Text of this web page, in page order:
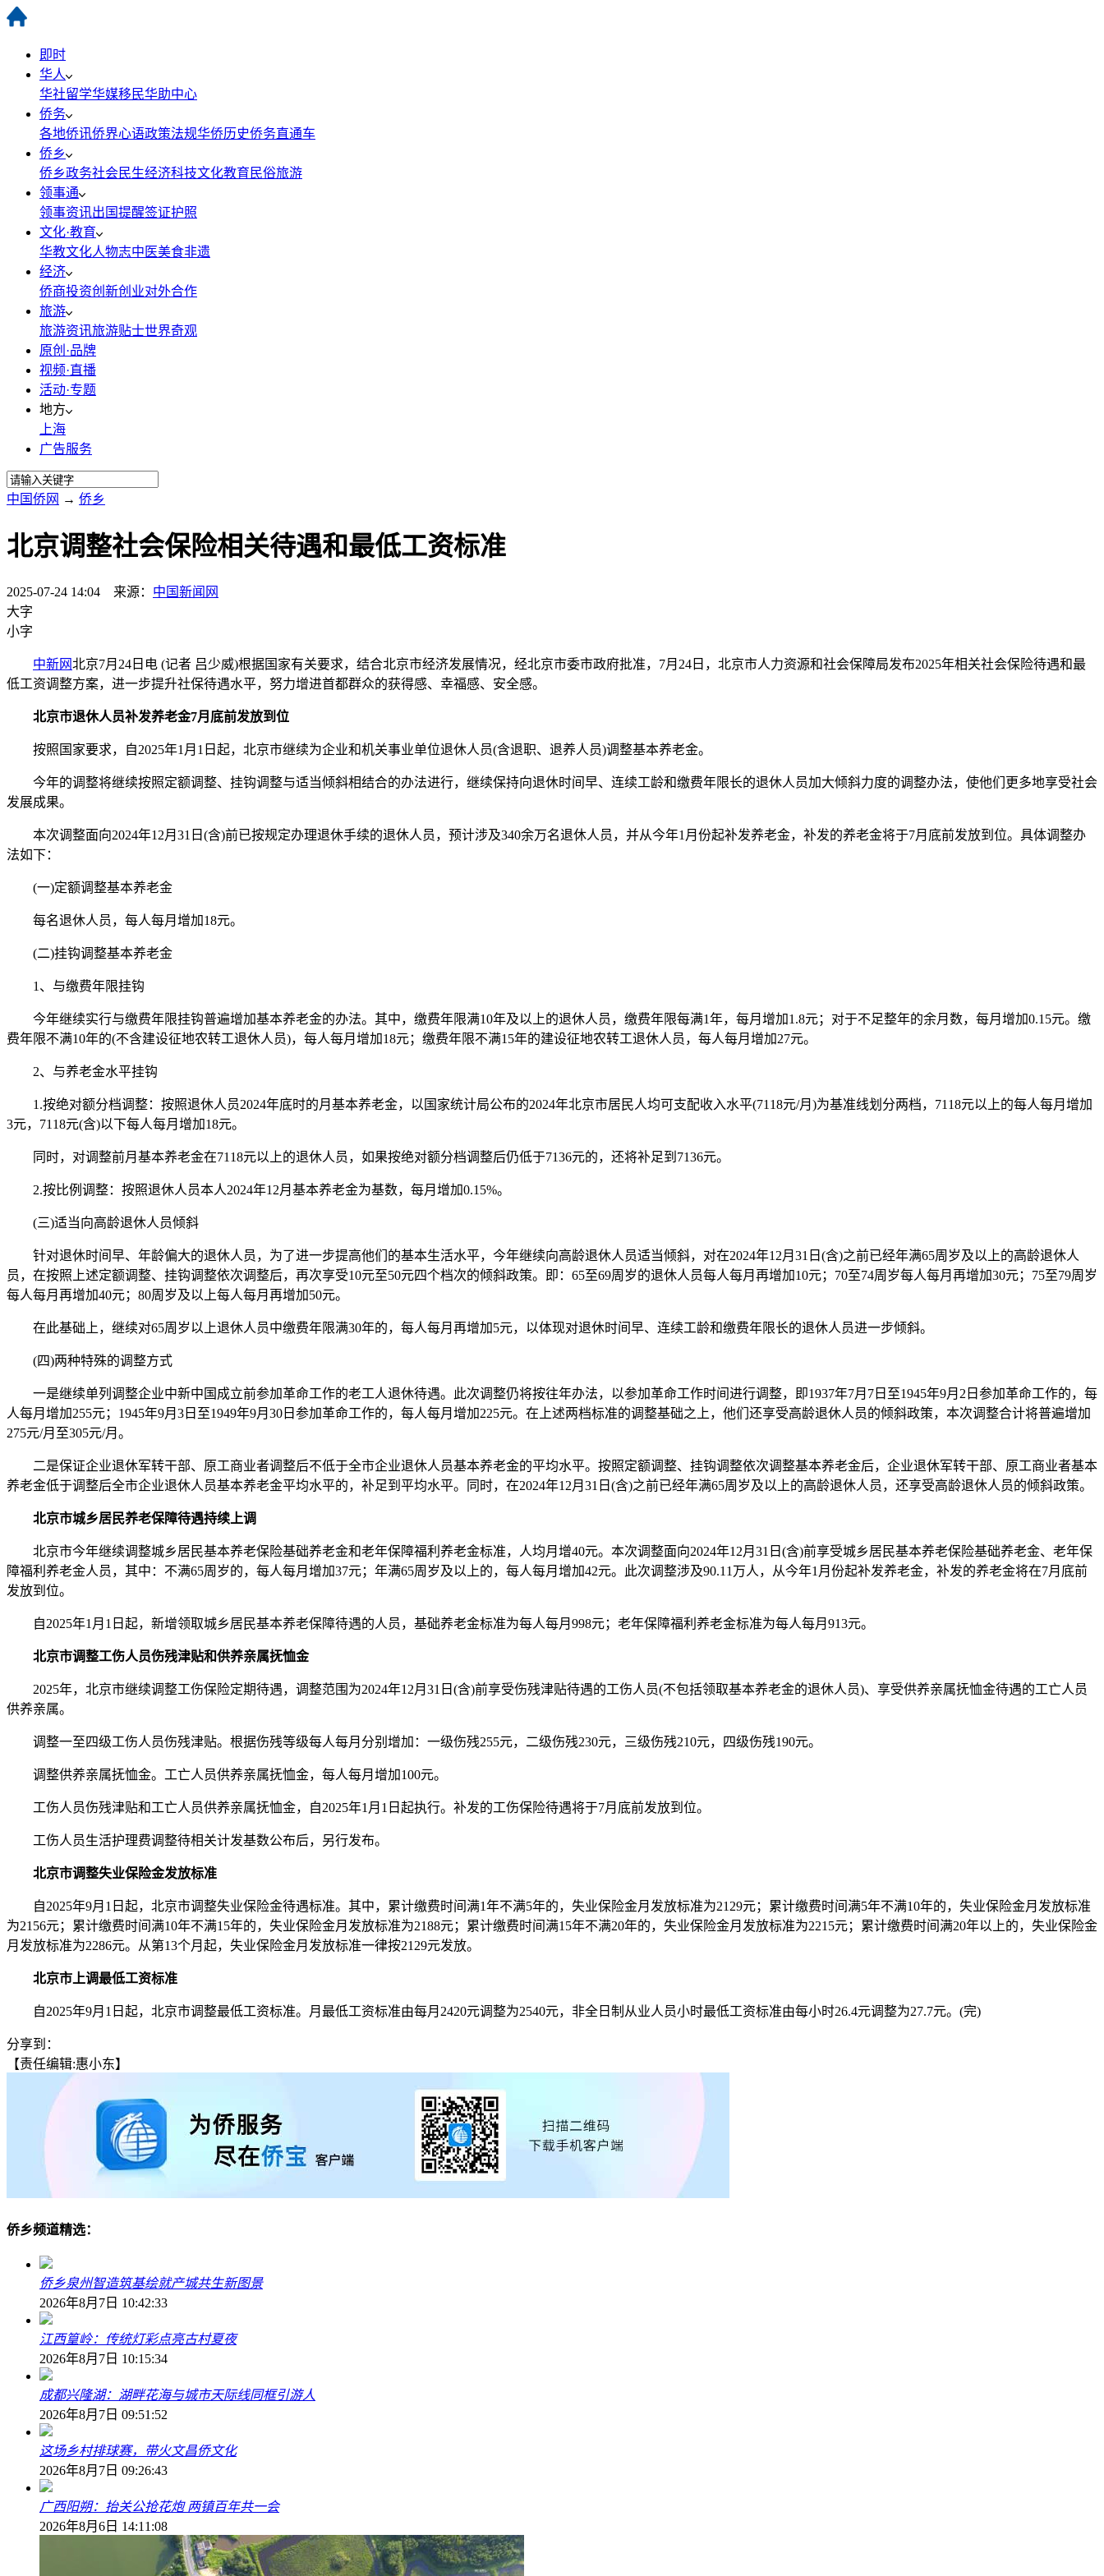
即时
华人
华社留学华媒移民华助中心
侨务
各地侨讯侨界心语政策法规华侨历史侨务直通车
侨乡
侨乡政务社会民生经济科技文化教育 民俗旅游
领事通
领事资讯出国提醒签证护照
文化·教育
华教文化人物志中医美食非遗
经济
侨商投资创新创业对外合作
旅游
旅游资讯旅游贴士世界奇观
原创·品牌
视频·直播
活动·专题
地方
上海
广告服务
中国侨网 → 侨乡
北京调整社会保险相关待遇和最低工资标准
2025-07-24 14:04 来源： 中国新闻网
大字
小字
中新网北京7月24日电 (记者 吕少威)根据国家有关要求，结合北京市经济发展情况，经北京市委市政府批准，7月24日，北京市人力资源和社会保障局发布2025年相关社会保险待遇和最
低工资调整方案，进一步提升社保待遇水平，努力增进首都群众的获得感、幸福感、安全感。
北京市退休人员补发养老金7月底前发放到位
按照国家要求，自2025年1月1日起，北京市继续为企业和机关事业单位退休人员(含退职、退养人员)调整基本养老金。
今年的调整将继续按照定额调整、挂钩调整与适当倾斜相结合的办法进行，继续保持向退休时间早、连续工龄和缴费年限长的退休人员加大倾斜力度的调整办法，使他们更多地享受社会
发展成果。
本次调整面向2024年12月31日(含)前已按规定办理退休手续的退休人员，预计涉及340余万名退休人员，并从今年1月份起补发养老金，补发的养老金将于7月底前发放到位。具体调整办
法如下：
(一)定额调整基本养老金
每名退休人员，每人每月增加18元。
(二)挂钩调整基本养老金
1、与缴费年限挂钩
今年继续实行与缴费年限挂钩普遍增加基本养老金的办法。其中，缴费年限满10年及以上的退休人员，缴费年限每满1年，每月增加1.8元；对于不足整年的余月数，每月增加0.15元。缴
费年限不满10年的(不含建设征地农转工退休人员)，每人每月增加18元；缴费年限不满15年的建设征地农转工退休人员，每人每月增加27元。
2、与养老金水平挂钩
1.按绝对额分档调整：按照退休人员2024年底时的月基本养老金，以国家统计局公布的2024年北京市居民人均可支配收入水平(7118元/月)为基准线划分两档，7118元以上的每人每月增加
3元，7118元(含)以下每人每月增加18元。
同时，对调整前月基本养老金在7118元以上的退休人员，如果按绝对额分档调整后仍低于7136元的，还将补足到7136元。
2.按比例调整：按照退休人员本人2024年12月基本养老金为基数，每月增加0.15%。
(三)适当向高龄退休人员倾斜
针对退休时间早、年龄偏大的退休人员，为了进一步提高他们的基本生活水平，今年继续向高龄退休人员适当倾斜，对在2024年12月31日(含)之前已经年满65周岁及以上的高龄退休人
员，在按照上述定额调整、挂钩调整依次调整后，再次享受10元至50元四个档次的倾斜政策。即：65至69周岁的退休人员每人每月再增加10元；70至74周岁每人每月再增加30元；75至79周岁
每人每月再增加40元；80周岁及以上每人每月再增加50元。
在此基础上，继续对65周岁以上退休人员中缴费年限满30年的，每人每月再增加5元，以体现对退休时间早、连续工龄和缴费年限长的退休人员进一步倾斜。
(四)两种特殊的调整方式
一是继续单列调整企业中新中国成立前参加革命工作的老工人退休待遇。此次调整仍将按往年办法，以参加革命工作时间进行调整，即1937年7月7日至1945年9月2日参加革命工作的，每
人每月增加255元；1945年9月3日至1949年9月30日参加革命工作的，每人每月增加225元。在上述两档标准的调整基础之上，他们还享受高龄退休人员的倾斜政策，本次调整合计将普遍增加
275元/月至305元/月。
二是保证企业退休军转干部、原工商业者调整后不低于全市企业退休人员基本养老金的平均水平。按照定额调整、挂钩调整依次调整基本养老金后，企业退休军转干部、原工商业者基本
养老金低于调整后全市企业退休人员基本养老金平均水平的，补足到平均水平。同时，在2024年12月31日(含)之前已经年满65周岁及以上的高龄退休人员，还享受高龄退休人员的倾斜政策。
北京市城乡居民养老保障待遇持续上调
北京市今年继续调整城乡居民基本养老保险基础养老金和老年保障福利养老金标准，人均月增40元。本次调整面向2024年12月31日(含)前享受城乡居民基本养老保险基础养老金、老年保
障福利养老金人员，其中：不满65周岁的，每人每月增加37元；年满65周岁及以上的，每人每月增加42元。此次调整涉及90.11万人，从今年1月份起补发养老金，补发的养老金将在7月底前
发放到位。
自2025年1月1日起，新增领取城乡居民基本养老保障待遇的人员，基础养老金标准为每人每月998元；老年保障福利养老金标准为每人每月913元。
北京市调整工伤人员伤残津贴和供养亲属抚恤金
2025年，北京市继续调整工伤保险定期待遇，调整范围为2024年12月31日(含)前享受伤残津贴待遇的工伤人员(不包括领取基本养老金的退休人员)、享受供养亲属抚恤金待遇的工亡人员
供养亲属。
调整一至四级工伤人员伤残津贴。根据伤残等级每人每月分别增加：一级伤残255元，二级伤残230元，三级伤残210元，四级伤残190元。
调整供养亲属抚恤金。工亡人员供养亲属抚恤金，每人每月增加100元。
工伤人员伤残津贴和工亡人员供养亲属抚恤金，自2025年1月1日起执行。补发的工伤保险待遇将于7月底前发放到位。
工伤人员生活护理费调整待相关计发基数公布后，另行发布。
北京市调整失业保险金发放标准
自2025年9月1日起，北京市调整失业保险金待遇标准。其中，累计缴费时间满1年不满5年的，失业保险金月发放标准为2129元；累计缴费时间满5年不满10年的，失业保险金月发放标准
为2156元；累计缴费时间满10年不满15年的，失业保险金月发放标准为2188元；累计缴费时间满15年不满20年的，失业保险金月发放标准为2215元；累计缴费时间满20年以上的，失业保险金
月发放标准为2286元。从第13个月起，失业保险金月发放标准一律按2129元发放。
北京市上调最低工资标准
自2025年9月1日起，北京市调整最低工资标准。月最低工资标准由每月2420元调整为2540元，非全日制从业人员小时最低工资标准由每小时26.4元调整为27.7元。(完)
分享到：
【责任编辑:惠小东】
侨乡频道精选：
侨乡泉州智造筑基绘就产城共生新图景
2026年8月7日 10:42:33
江西篁岭：传统灯彩点亮古村夏夜
2026年8月7日 10:15:34
成都兴隆湖：湖畔花海与城市天际线同框引游人
2026年8月7日 09:51:52
这场乡村排球赛，带火文昌侨文化
2026年8月7日 09:26:43
广西阳朔：抬关公抢花炮 两镇百年共一会
2026年8月6日 14:11:08